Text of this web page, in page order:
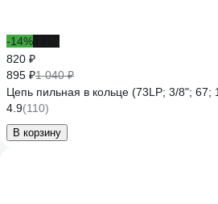
-14%
820 ₽
895 ₽1 040 ₽
Цепь пильная в кольце (73LP; 3/8";
4.9(110)
В корзину